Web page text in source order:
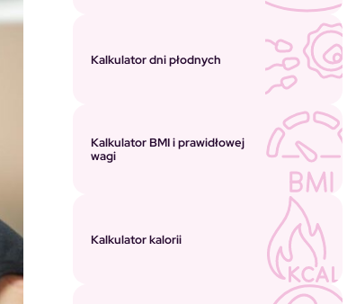
Kalkulator dni płodnych
Kalkulator BMI i prawidłowej
wagi
Kalkulator kalorii